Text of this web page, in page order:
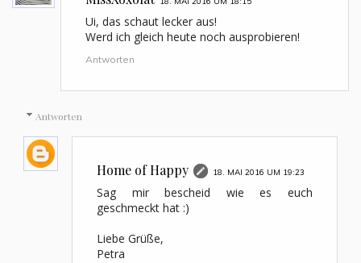
Ui, das schaut lecker aus!
Werd ich gleich heute noch ausprobieren!
Antworten
Antworten
Home of Happy 18. MAI 2016 UM 19:23
Sag mir bescheid wie es euch
geschmeckt hat :)
Liebe Grüße,
Petra